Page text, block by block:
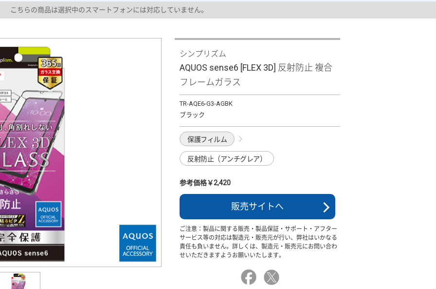
こちらの商品は選択中のスマートフォンには対応していません。
シンプリズム
AQUOS sense6 [FLEX 3D] 反射防止 複合
フレームガラス
TR-AQE6-G3-AGBK
ブラック
保護フィルム
反射防止（アンチグレア）
参考価格￥2,420
販売サイトへ
ご注意：製品に関する販売・製品保証・サポート・アフター
サービス等の対応は製造元・販売元が行い、弊社はいかなる
責任も負いません。詳しくは、製造元・販売元にお問い合わ
せいただきますようお願いいたします。